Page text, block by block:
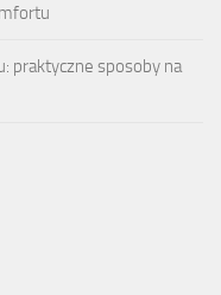
praktyczne sposoby na